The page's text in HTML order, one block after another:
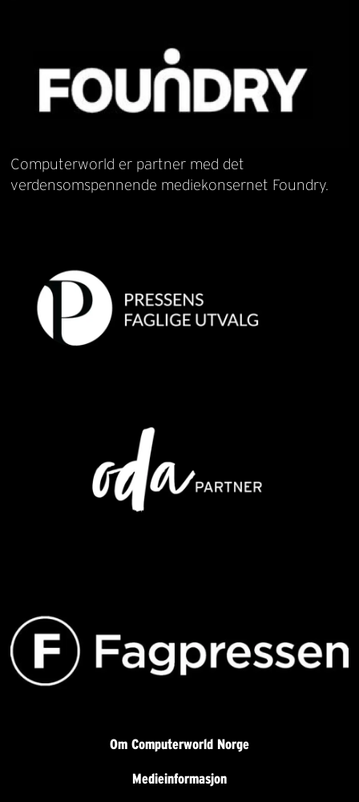
Computerworld er partner med det
verdensomspennende mediekonsernet Foundry.
Om Computerworld Norge
Medieinformasjon